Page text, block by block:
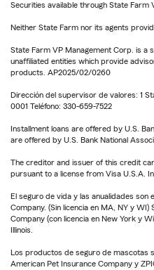
Securities available through State Farm
Neither State Farm nor its agents
State Farm VP Management Corp. is
unaffiliated entities which provide
products. AP2025/02/0260
Dirección del supervisor de valores: 1
0001 Teléfono: 330-659-7522
Installment loans are offered by U.S.
are offered by U.S. Bank National
The creditor and issuer of this credit
pursuant to a license from Visa U.S.A.
El seguro de vida y las anualidades
Company. (Sin licencia en MA, NY y
Company (con licencia en New York y
Illinois.
Los productos de seguro de mascotas
American Pet Insurance Company y